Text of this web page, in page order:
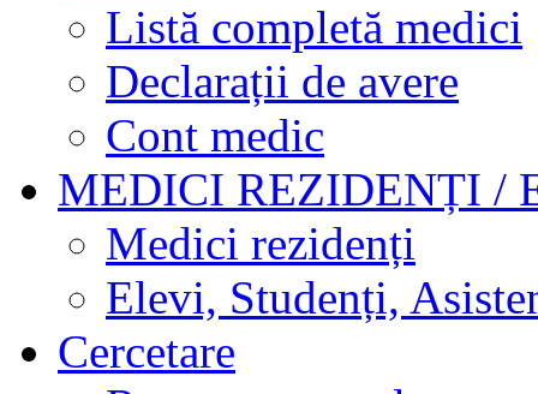
Listă completă medici
Declarații de avere
Cont medic
MEDICI REZIDENȚI /
Medici rezidenți
Elevi, Studenți,
Cercetare